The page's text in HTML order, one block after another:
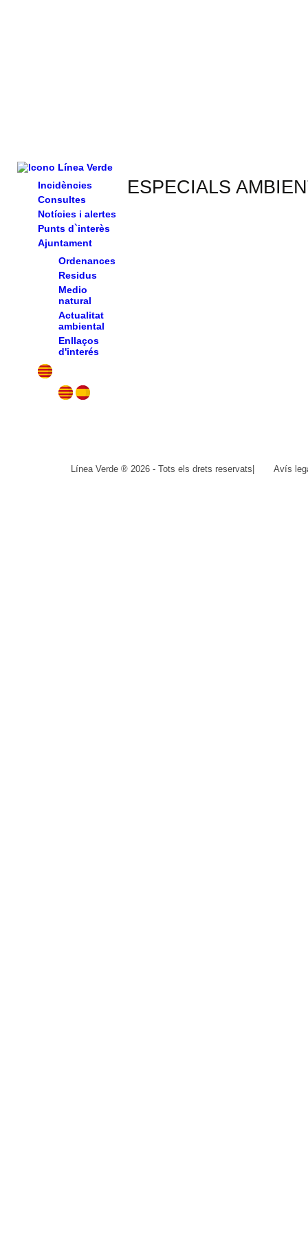
Incidències
Consultes
Notícies i alertes
Punts d`interès
Ajuntament
Ordenances
Residus
Medio
natural
Actualitat
ambiental
Enllaços
d'interés
ESPECIALS
Línea Verde ® 2026 - Tots els drets reservats Avís